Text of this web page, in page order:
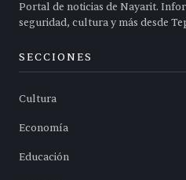
Portal de noticias de Nayarit.
seguridad, cultura y más desde
SECCIONES
Cultura
Economía
Educación